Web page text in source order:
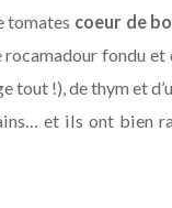
tomates coeur de
rocamadour fondu
tout !), de thym et
et ils ont bien